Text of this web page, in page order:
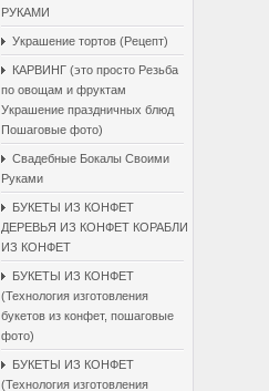
РУКАМИ
Украшение тортов (Рецепт)
КАРВИНГ (это просто Резьба
по овощам и фруктам
Украшение праздничных блюд
Пошаговые фото)
Свадебные Бокалы Cвоими
Pуками
БУКЕТЫ ИЗ КОНФЕТ
ДЕРЕВЬЯ ИЗ КОНФЕТ КОРАБЛИ
ИЗ КОНФЕТ
БУКЕТЫ ИЗ КОНФЕТ
(Технология изготовления
букетов из конфет, пошаговые
фото)
БУКЕТЫ ИЗ КОНФЕТ
(Технология изготовления